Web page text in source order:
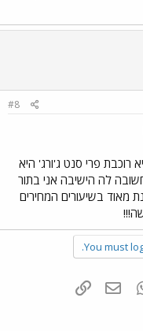
#8
רוכבת פרי סנט ג'ורג' היא
לה הישיבה אני בתור
מאוד בשיעורים המחירים
You must
WhatsAppדואר אלקטרוני